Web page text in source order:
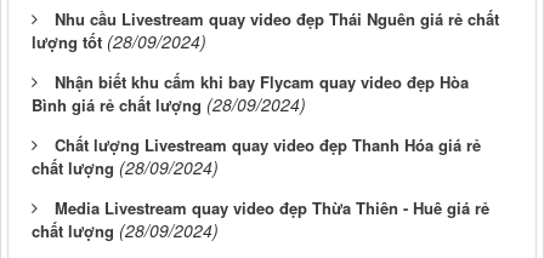
Nhu cầu Livestream quay video đẹp Thái Nguên giá rẻ chất
lượng tốt (28/09/2024)
Nhận biết khu cấm khi bay Flycam quay video đẹp Hòa
Bình giá rẻ chất lượng (28/09/2024)
Chất lượng Livestream quay video đẹp Thanh Hóa giá rẻ
chất lượng (28/09/2024)
Media Livestream quay video đẹp Thừa Thiên - Huê giá rẻ
chất lượng (28/09/2024)